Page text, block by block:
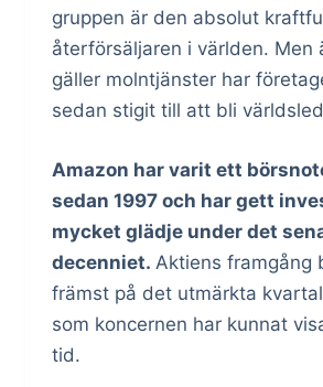
gruppen är den absolut
återförsäljaren i världen. Men
gäller molntjänster har
sedan stigit till att bli
Amazon har varit ett
sedan 1997 och har gett
mycket glädje under det
decenniet. Aktiens framgång
främst på det utmärkta
som koncernen har kunnat
tid.